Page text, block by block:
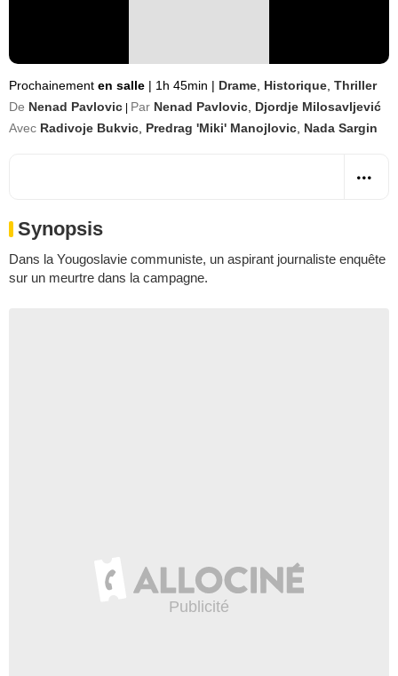
Prochainement en salle | 1h 45min | Drame Historique Thriller
De Nenad Pavlovic Par Nenad Pavlovic Djordje Milosavljević
Avec Radivoje Bukvic Predrag 'Miki' Manojlovic Nada Sargin
Synopsis
Dans la Yougoslavie communiste, un aspirant journaliste enquête
sur un meurtre dans la campagne.